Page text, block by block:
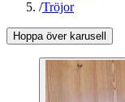
/Tröjor
Hoppa över karusell